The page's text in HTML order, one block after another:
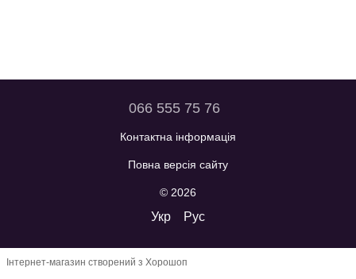
066 555 75 76
Контактна інформація
Повна версія сайту
© 2026
Укр Рус
Інтернет-магазин створений з Хорошоп